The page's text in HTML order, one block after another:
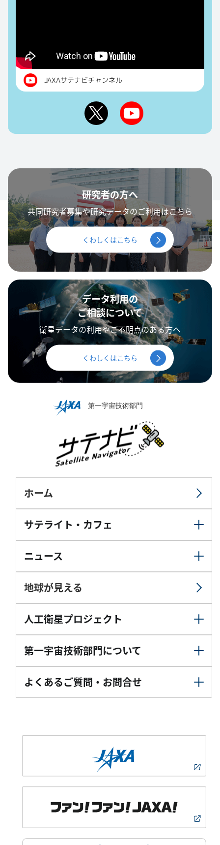
JAXAサテナビチャンネル
研究者の方へ
共同研究者募集や研究データのご利用はこちら
くわしくはこちら
データ利用の
ご相談について
衛星データの利用やご不明点のある方へ
くわしくはこちら
ホーム
サテライト・カフェ
ニュース
地球が見える
人工衛星プロジェクト
第一宇宙技術部門について
よくあるご質問・お問合せ